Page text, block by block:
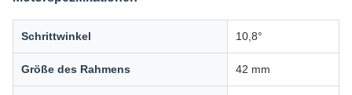
Schrittwinkel 10,8°
Größe des Rahmens 42 mm